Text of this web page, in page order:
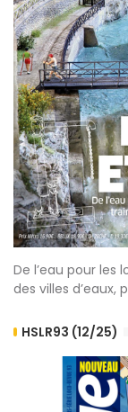
De l’eau pour les
des villes d’eaux,
HSLR93 (12/25)